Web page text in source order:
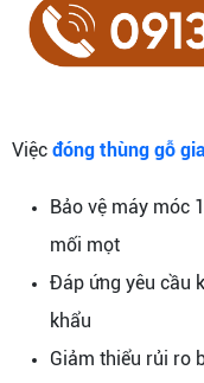
Việc đóng thùng gỗ
Bảo vệ máy móc
mối mọt
Đáp ứng yêu cầu
khẩu
Giảm thiểu rủi ro